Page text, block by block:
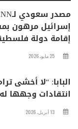
إسرائيل مرهون
إقامة دولة
25 مايو، 2026
البابا: “لا أخشى
انتقادات وجهها
13 أبريل، 2026